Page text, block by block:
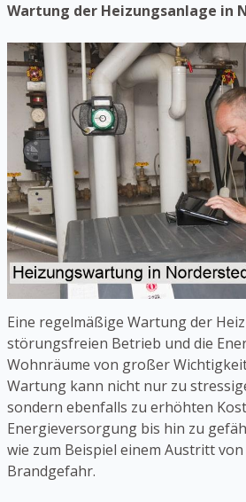
Wartung der Heizungsanlage in
Eine regelmäßige Wartung der
störungsfreien Betrieb und die
Wohnräume von großer
Wartung kann nicht nur zu
sondern ebenfalls zu erhöhten
Energieversorgung bis hin zu
wie zum Beispiel einem Austritt von
Brandgefahr.